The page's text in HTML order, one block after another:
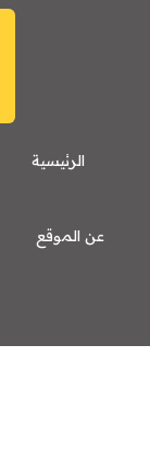
الرئيسية
عن الموقع